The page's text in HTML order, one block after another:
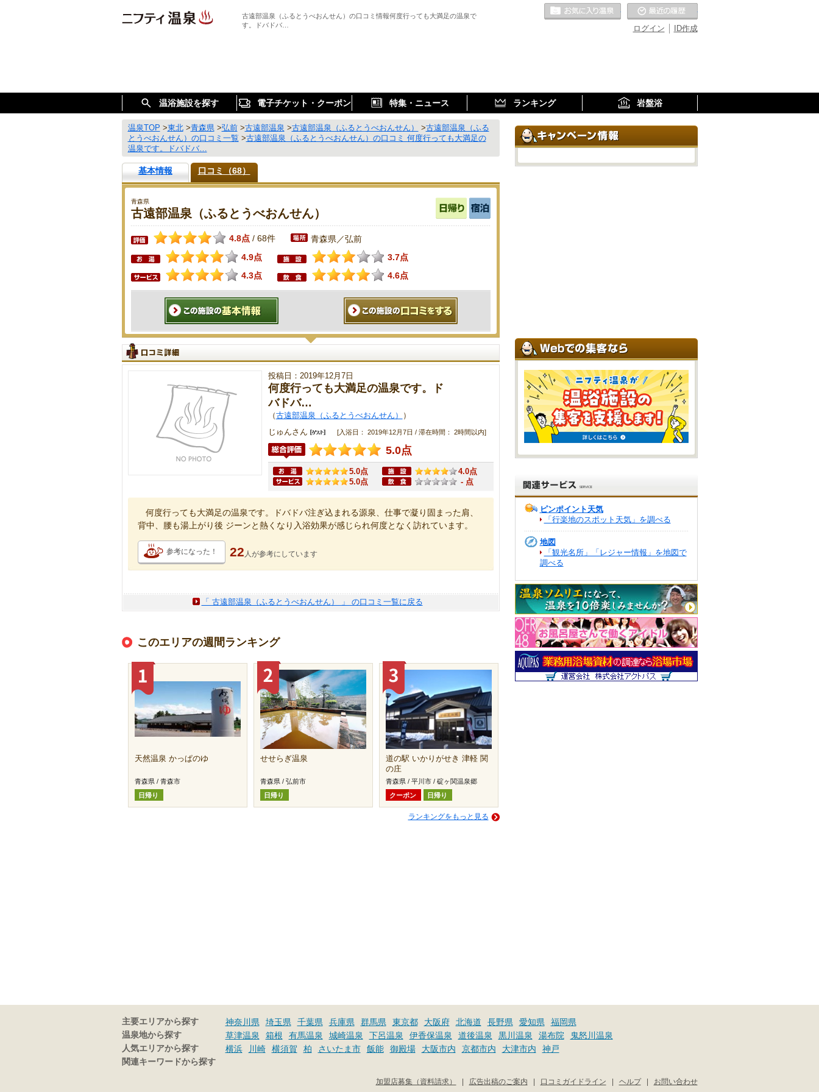
古遠部温泉（ふるとうべおんせん）の口コミ情報何度行っても大満足の温泉で
す。ドバドバ…
ID作成
ログイン
お気に入りの温泉
温浴施設を探す 電子チケット・クーポン 特集・ニュース ランキング 岩盤浴
温泉TOP >東北>青森県>弘前>古遠部温泉 >古遠部温泉（ふるとうべおんせん） >古遠部温泉（ふる
とうべおんせん）の口コミ一覧 >古遠部温泉（ふるとうべおんせん）の口コミ 何度行っても大満足の
温泉です。ドバドバ…
基本情報 口コミ（68）
青森県
古遠部温泉（ふるとうべおんせん）
4.8点 / 68件 青森県／弘前
4.9点
3.7点
4.3点
4.6点
投稿日：2019年12月7日
何度行っても大満足の温泉です。ド
バドバ…
（古遠部温泉（ふるとうべおんせん）
）
じゅんさん
[入浴日： 2019年12月7日 / 滞在時間： 2時間以内]
5.0点
5.0点
4.0点
5.0点
- 点
何度行っても大満足の温泉です。ドバドバ注ぎ込まれる源泉、仕事で凝り固まった肩、
背中、腰も湯上がり後 ジーンと熱くなり入浴効果が感じられ何度となく訪れています。
参考になった！ 22 人が参考にしています
「 古遠部温泉（ふるとうべおんせん） 」 の口コミ一覧に戻る
このエリアの週間ランキング
天然温泉 かっぱのゆ
青森県 / 青森市
日帰り
せせらぎ温泉
青森県 / 弘前市
日帰り
道の駅 いかりがせき 津軽 関
の庄
青森県 / 平川市 / 碇ヶ関温泉郷
クーポン
日帰り
ランキングをもっと見る
ピンポイント天気
「行楽地のスポット天気」を調べる
地図
「観光名所」「レジャー情報」を地図で
調べる
主要エリアから探す 神奈川県 埼玉県 千葉県 兵庫県 群馬県 東京都 大阪府 北海道 長野県 愛知県 福岡県
温泉地から探す 草津温泉 箱根 有馬温泉 城崎温泉 下呂温泉 伊香保温泉 道後温泉 黒川温泉 湯布院 鬼怒川温泉
人気エリアから探す 横浜 川崎 横須賀 柏 さいたま市 飯能 御殿場 大阪市内 京都市内 大津市内 神戸
関連キーワードから探す
お問い合わせ
|
ヘルプ
|
口コミガイドライン
|
広告出稿のご案内
|
加盟店募集（資料請求）